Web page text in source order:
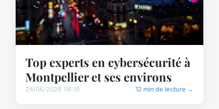
Top experts en cybersécurité à
Montpellier et ses environs
24/06/2026 08:19 12 min de lecture →